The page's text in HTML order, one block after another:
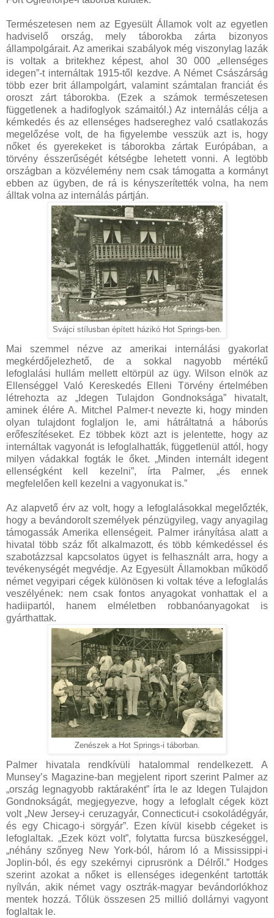
Természetesen nem az Egyesült Államok volt az egyetlen
hadviselő ország, mely táborokba zárta bizonyos
állampolgárait. Az amerikai szabályok még viszonylag lazák
is voltak a britekhez képest, ahol 30 000 „ellenséges
idegen”-t internáltak 1915-től kezdve. A Német Császárság
több ezer brit állampolgárt, valamint számtalan franciát és
oroszt zárt táborokba. (Ezek a számok természetesen
függetlenek a hadifoglyok számaitól.) Az internálás célja a
kémkedés és az ellenséges hadsereghez való csatlakozás
megelőzése volt, de ha figyelembe vesszük azt is, hogy
nőket és gyerekeket is táborokba zártak Európában, a
törvény ésszerűségét kétségbe lehetett vonni. A legtöbb
országban a közvélemény nem csak támogatta a kormányt
ebben az ügyben, de rá is kényszerítették volna, ha nem
álltak volna az internálás pártján.
Svájci stílusban épített házikó Hot Springs-ben.
Mai szemmel nézve az amerikai internálási gyakorlat
megkérdőjelezhető, de a sokkal nagyobb mértékű
lefoglalási hullám mellett eltörpül az ügy. Wilson elnök az
Ellenséggel Való Kereskedés Elleni Törvény értelmében
létrehozta az „Idegen Tulajdon Gondnoksága” hivatalt,
aminek élére A. Mitchel Palmer-t nevezte ki, hogy minden
olyan tulajdont foglaljon le, ami hátráltatná a háborús
erőfeszítéseket. Ez többek közt azt is jelentette, hogy az
internáltak vagyonát is lefoglalhatták, függetlenül attól, hogy
milyen vádakkal fogták le őket. „Minden internált idegent
ellenségként kell kezelni”, írta Palmer, „és ennek
megfelelően kell kezelni a vagyonukat is.”
Az alapvető érv az volt, hogy a lefoglalásokkal megelőzték,
hogy a bevándorolt személyek pénzügyileg, vagy anyagilag
támogassák Amerika ellenségeit. Palmer irányítása alatt a
hivatal több száz főt alkalmazott, és több kémkedéssel és
szabotázzsal kapcsolatos ügyet is felhasznált arra, hogy a
tevékenységét megvédje. Az Egyesült Államokban működő
német vegyipari cégek különösen ki voltak téve a lefoglalás
veszélyének: nem csak fontos anyagokat vonhattak el a
hadiipartól, hanem elméletben robbanóanyagokat is
gyárthattak.
Zenészek a Hot Springs-i táborban.
Palmer hivatala rendkívüli hatalommal rendelkezett. A
Munsey’s Magazine-ban megjelent riport szerint Palmer az
„ország legnagyobb raktáraként” írta le az Idegen Tulajdon
Gondnokságát, megjegyezve, hogy a lefoglalt cégek közt
volt „New Jersey-i ceruzagyár, Connecticut-i csokoládégyár,
és egy Chicago-i sörgyár”. Ezen kívül kisebb cégeket is
lefoglaltak. „Ezek közt volt”, folytatta furcsa büszkeséggel,
„néhány szőnyeg New York-ból, három ló a Mississippi-i
Joplin-ból, és egy szekérnyi ciprusrönk a Délről.” Hodges
szerint azokat a nőket is ellenséges idegenként tartották
nyílván, akik német vagy osztrák-magyar bevándorlókhoz
mentek hozzá. Tőlük összesen 25 millió dollárnyi vagyont
foglaltak le.